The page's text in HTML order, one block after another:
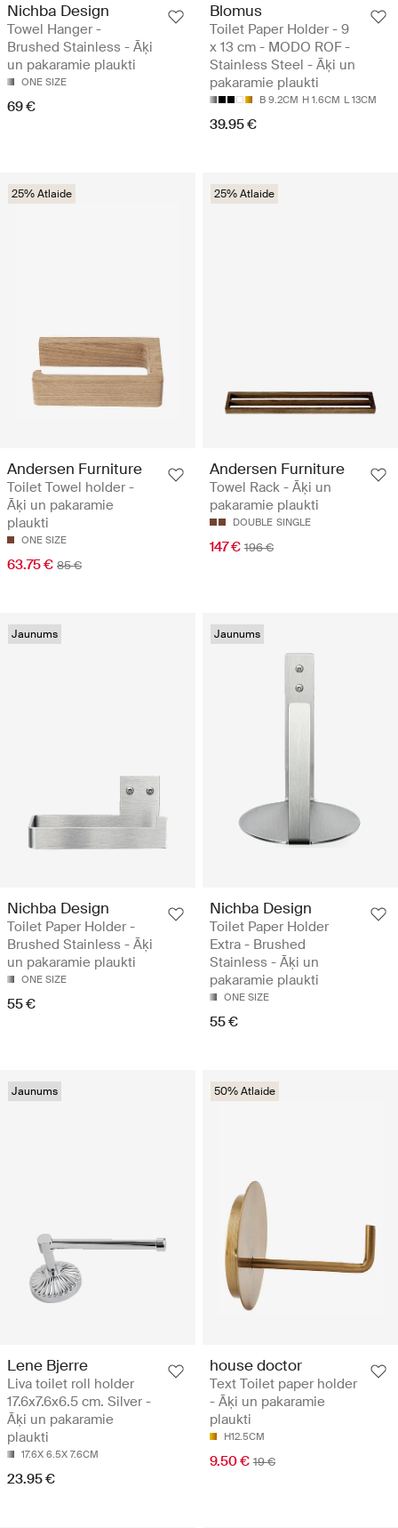
Nichba Design
Towel Hanger -
Brushed Stainless - Āķi
un pakaramie plaukti
ONE SIZE
69 €
Blomus
Toilet Paper Holder - 9
x 13 cm - MODO ROF -
Stainless Steel - Āķi un
pakaramie plaukti
B 9.2CM H 1.6CM L 13CM
39.95 €
25% Atlaide
Andersen Furniture
Toilet Towel holder -
Āķi un pakaramie
plaukti
ONE SIZE
63.75 € 85 €
25% Atlaide
Andersen Furniture
Towel Rack - Āķi un
pakaramie plaukti
DOUBLE SINGLE
147 € 196 €
Jaunums
Nichba Design
Toilet Paper Holder -
Brushed Stainless - Āķi
un pakaramie plaukti
ONE SIZE
55 €
Jaunums
Nichba Design
Toilet Paper Holder
Extra - Brushed
Stainless - Āķi un
pakaramie plaukti
ONE SIZE
55 €
Jaunums
Lene Bjerre
Liva toilet roll holder
17.6x7.6x6.5 cm. Silver -
Āķi un pakaramie
plaukti
17.6X 6.5X 7.6CM
23.95 €
50% Atlaide
house doctor
Text Toilet paper holder
- Āķi un pakaramie
plaukti
H12.5CM
9.50 € 19 €